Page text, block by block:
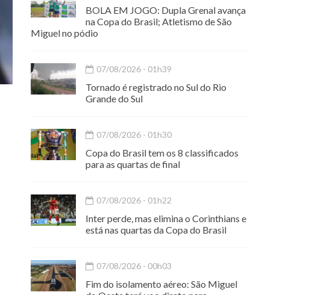
BOLA EM JOGO: Dupla Grenal avança
na Copa do Brasil; Atletismo de São
Miguel no pódio
07/08/2026 - 01h39
Tornado é registrado no Sul do Rio
Grande do Sul
07/08/2026 - 01h30
Copa do Brasil tem os 8 classificados
para as quartas de final
07/08/2026 - 01h22
Inter perde, mas elimina o Corinthians e
está nas quartas da Copa do Brasil
07/08/2026 - 00h03
Fim do isolamento aéreo: São Miguel